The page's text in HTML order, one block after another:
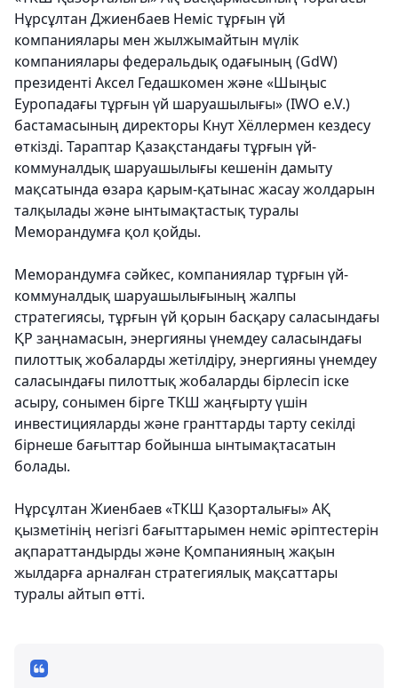
Нұрсұлтан Джиенбаев Неміс тұрғын үй
компаниялары мен жылжымайтын мүлік
компаниялары федеральдық одағының (GdW)
президенті Аксел Гедашкомен және «Шыңыс
Еуропадағы тұрғын үй шаруашылығы» (IWO e.V.)
бастамасының директоры Кнут Хёллермен кездесу
өткізді. Тараптар Қазақстандағы тұрғын үй-
коммуналдық шаруашылығы кешенін дамыту
мақсатында өзара қарым-қатынас жасау жолдарын
талқылады және ынтымақтастық туралы
Меморандумға қол қойды.
Меморандумға сәйкес, компаниялар тұрғын үй-
коммуналдық шаруашылығының жалпы
стратегиясы, тұрғын үй қорын басқару саласындағы
ҚР заңнамасын, энергияны үнемдеу саласындағы
пилоттық жобаларды жетілдіру, энергияны үнемдеу
саласындағы пилоттық жобаларды бірлесіп іске
асыру, сонымен бірге ТКШ жаңғырту үшін
инвестицияларды және гранттарды тарту секілді
бірнеше бағыттар бойынша ынтымақтасатын
болады.
Нұрсұлтан Жиенбаев «ТКШ Қазорталығы» АҚ
қызметінің негізгі бағыттарымен неміс әріптестерін
ақпараттандырды және Қомпанияның жақын
жылдарға арналған стратегиялық мақсаттары
туралы айтып өтті.